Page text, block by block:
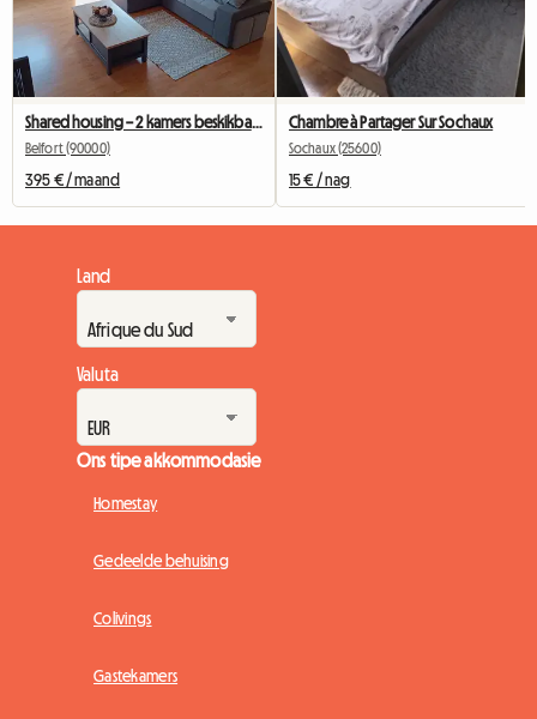
Shared housing – 2 kamers beskikbaar vanaf Oktober
Belfort (90000)
395 € / maand
Chambre à Partager Sur Sochaux
Sochaux (25600)
15 € / nag
Land
Valuta
Ons tipe akkommodasie
Homestay
Gedeelde behuising
Colivings
Gastekamers